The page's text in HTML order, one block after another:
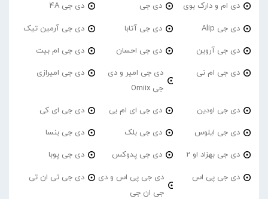
دی ام و دارک بوی دی جی دی جی 4A
دی جی Alip دی جی آتابا دی جی آرمین تیک
دی جی آروین دی جی احسان دی جی ام بیت
دی جی ام تی
دی جی امیر و دی
جی Omiix
دی جی امیرازی
دی جی اودین دی جی ای ام بی دی جی ای کی
دی جی ایلوس دی جی بلک دی جی بنسا
دی جی بهزاد او 2 دی جی پدوکس دی جی پوبا
دی جی پی اس
دی جی پی اس و دی
جی ان جی
دی جی تی ان تی